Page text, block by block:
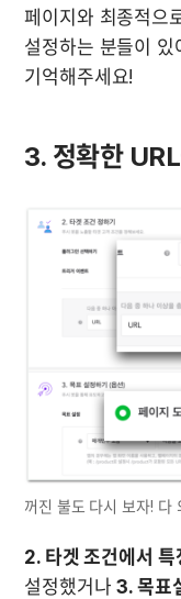
페이지와 최종적으
설정하는 분들이 있
기억해주세요!
3. 정확한
꺼진 불도 다시 보자! 다
2. 타겟 조건에서
설정했거나 3. 목표